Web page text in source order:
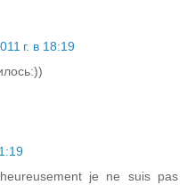
г. в 18:19
je ne suis pas